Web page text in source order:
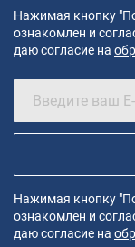
Нажимая кнопку
ознакомлен и
даю согласие на
Нажимая кнопку
ознакомлен и
даю согласие на